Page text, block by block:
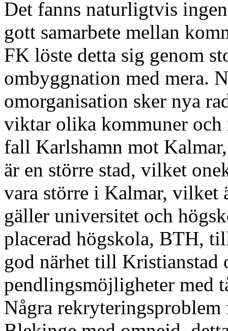
Det fanns naturligtvis
gott samarbete mellan
FK löste detta sig genom
ombyggnation med mera.
omorganisation sker nya
viktar olika kommuner och
fall Karlshamn mot
är en större stad, vilket
vara större i Kalmar, vilket
gäller universitet och
placerad högskola, BTH,
god närhet till
pendlingsmöjligheter med
Några